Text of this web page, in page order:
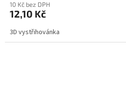
10 Kč bez DPH
12,10 Kč
3D vystřihovánka